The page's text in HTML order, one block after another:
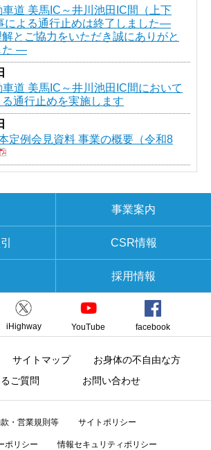
車道 美馬IC～井川池田IC間（上下
による通行止めは終了しました―
とご協力をいただき誠にありがと
た ―
道 美馬IC～井川池田IC間において
通行止めを実施します
定例会見資料 事業の概要（令和8
事業案内
CSR情報
採用情報
iHighway YouTube facebook
サイトマップ
お身体の不自由な方
ご質問
お問い合わせ
・営業規則等 サイトポリシー
ポリシー 情報セキュリティポリシー